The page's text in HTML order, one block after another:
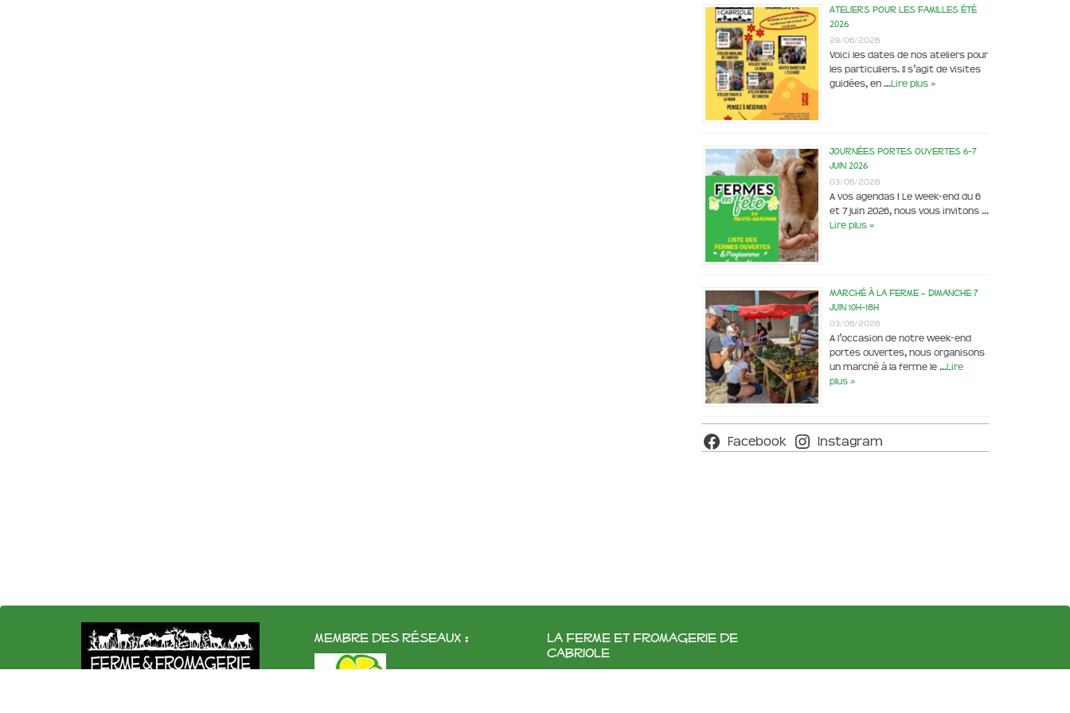
Ateliers pour les familles été
2026
28/06/2026
Voici les dates de nos ateliers pour
les particuliers. Il s’agit de visites
guidées, en …Lire plus »
Journées portes ouvertes 6-7
juin 2026
03/06/2026
A vos agendas ! Le week-end du 6
et 7 juin 2026, nous vous invitons …
Lire plus »
Marché à la ferme – dimanche 7
juin 10h-18h
03/06/2026
A l’occasion de notre week-end
portes ouvertes, nous organisons
un marché à la ferme le …Lire
plus »
Facebook Instagram
membre des réseaux :
La ferme et fromagerie de
cabriole